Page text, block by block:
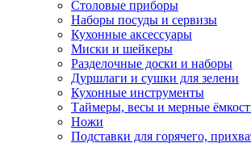
Столовые приборы
Наборы посуды и сервизы
Кухонные аксессуары
Миски и шейкеры
Разделочные доски и наборы
Дуршлаги и сушки для зелени
Кухонные инструменты
Таймеры, весы и мерные
Ножи
Подставки для горячего,